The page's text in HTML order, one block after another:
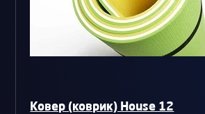
Ковер (коврик) House 12